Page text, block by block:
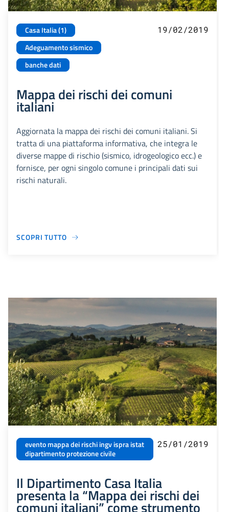
Casa Italia (1)
Adeguamento sismico
banche dati
19/02/2019
Mappa dei rischi dei comuni
italiani
Aggiornata la mappa dei rischi dei comuni italiani. Si
tratta di una piattaforma informativa, che integra le
diverse mappe di rischio (sismico, idrogeologico ecc.) e
fornisce, per ogni singolo comune i principali dati sui
rischi naturali.
SCOPRI TUTTO
evento mappa dei rischi ingv ispra istat
dipartimento protezione civile
25/01/2019
Il Dipartimento Casa Italia
presenta la “Mappa dei rischi dei
comuni italiani” come strumento